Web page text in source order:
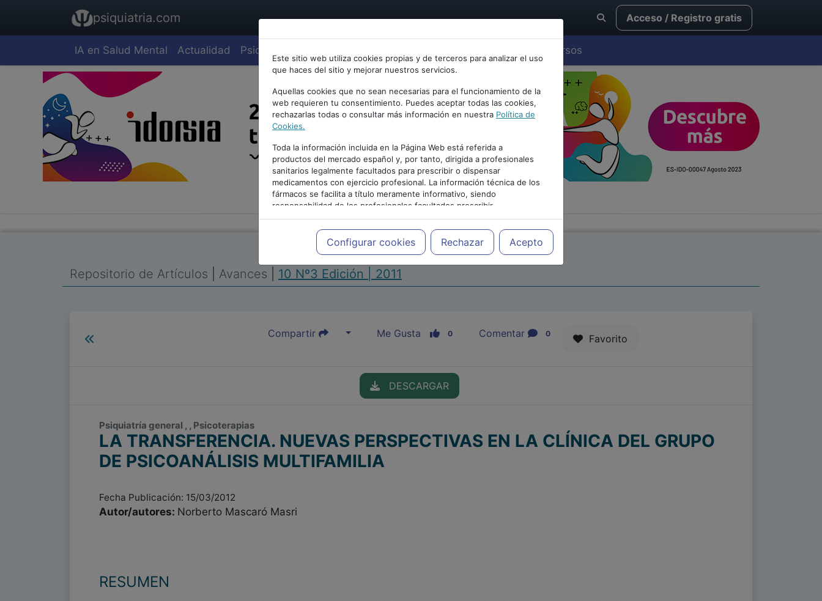
psiquiatria.com Acceso / Registro gratis
IA en Salud Mental Actualidad Psiquiatría Cursos
Este sitio web utiliza cookies propias y de terceros para analizar el uso
que haces del sitio y mejorar nuestros servicios.
Aquellas cookies que no sean necesarias para el funcionamiento de la
web requieren tu consentimiento. Puedes aceptar todas las cookies,
rechazarlas todas o consultar más información en nuestra Política de
Cookies.
Toda la información incluida en la Página Web está referida a
productos del mercado español y, por tanto, dirigida a profesionales
sanitarios legalmente facultados para prescribir o dispensar
medicamentos con ejercicio profesional. La información técnica de los
fármacos se facilita a título meramente informativo, siendo
responsabilidad de los profesionales facultados prescribir
medicamentos y decidir, en cada caso concreto, el tratamiento más
adecuado a las necesidades del paciente.
Configurar cookies Rechazar Acepto
PUBLICIDAD
Repositorio de Artículos Avances 10 Nº3 Edición | 2011
Compartir Me Gusta 0 Comentar 0 Favorito
DESCARGAR
Psiquiatría general , , Psicoterapias
LA TRANSFERENCIA. NUEVAS PERSPECTIVAS EN LA CLÍNICA DEL GRUPO
DE PSICOANÁLISIS MULTIFAMILIA
Fecha Publicación: 15/03/2012
Autor/autores: Norberto Mascaró Masri
RESUMEN